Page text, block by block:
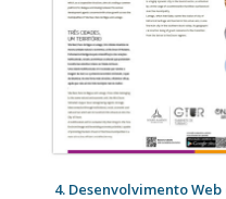
4. Desenvolvimento